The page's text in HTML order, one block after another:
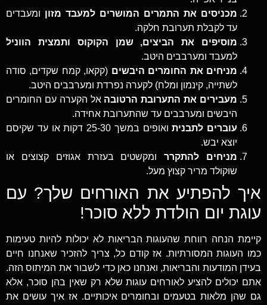
מכניסים את התמרים המושרים למעבד מזון ומעבדים
עד לקבלת תערובת חלקה.
מוסיפים את הביצים, שמן הקוקוס ותמצית הווניל
למעבד ומערבבים היטב.
מניחים את החומרים היבשים (קקאו, קמח שקדים, סודה
לשתייה, קינמון ומלח) לקערה נפרדת ומערבבים היטב.
מעבירים את התערובת הרטובה אל הקערה עם החומרים
היבשים ומערבבים עד שהתערובת אחידה.
עוברים לתבנית
ואופים במשך 25-30 דקות או עד שקיסם
יוצא יבש.
מניחים להתקררומקשטים בעזרת אגוזים קצוצים או
שוקולד מריר קצוץ מעל.
איך להפתיע את האורחים שלך? עם
עוגת יום הולדת ללא סוכר!
קיימת הנחה רווחת שהעוגות הבריאות לא יכולות להיות טעימות
כמו העוגות המסורתיות. אז קודם כל, צריך להזכיר שאנחנו חיים
בעידן המודעות והבריאות, ואנחנו כאן כדי לשבור את המיתוס הזה.
אתם יכולים להציע לאורחים עוגות שלא רק שאין בהן סוכר, אלא
גם שהן מלאות בטעמים ובחומרים איכותיים. אז איך עושים את